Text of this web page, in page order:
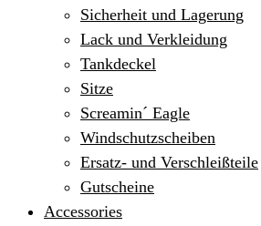
Sicherheit und Lagerung
Lack und Verkleidung
Tankdeckel
Sitze
Screamin´ Eagle
Windschutzscheiben
Ersatz- und Verschleißteile
Gutscheine
Accessories